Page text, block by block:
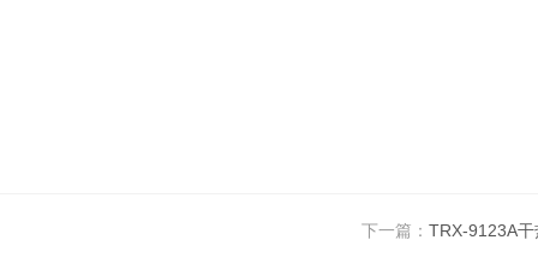
下一篇： TRX-9123A